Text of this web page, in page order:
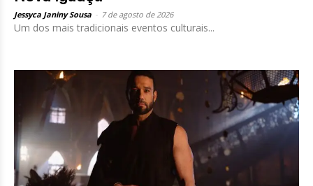
Jessyca Janiny Sousa 7 de agosto de 2026
Um dos mais tradicionais eventos culturais...